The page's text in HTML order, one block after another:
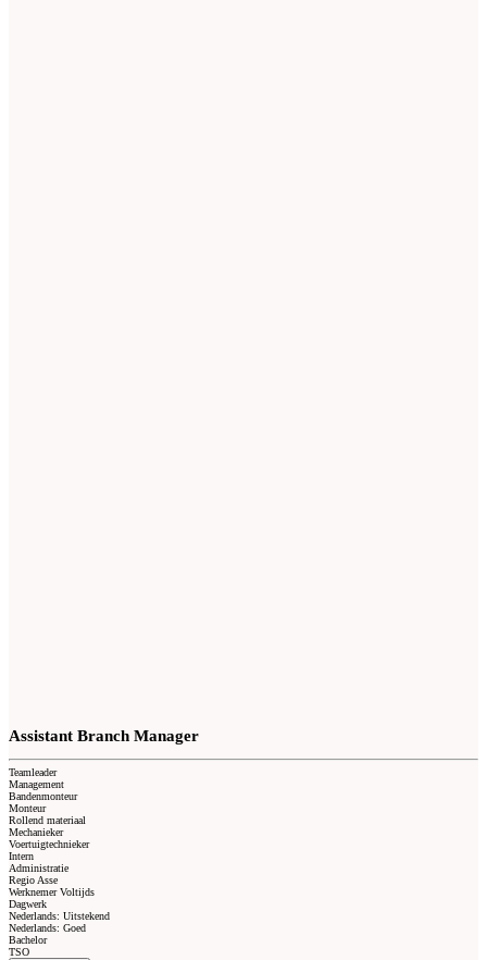
Assistant Branch Manager
Teamleader
Management
Bandenmonteur
Monteur
Rollend materiaal
Mechanieker
Voertuigtechnieker
Intern
Administratie
Regio Asse
Werknemer Voltijds
Dagwerk
Nederlands: Uitstekend
Nederlands: Goed
Bachelor
TSO